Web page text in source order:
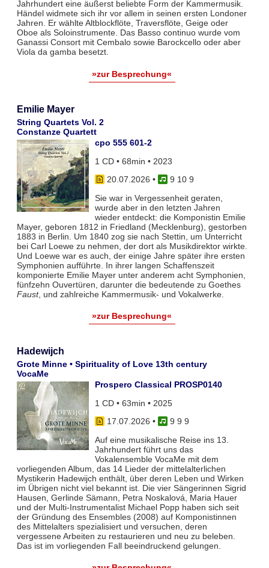
Jahrhundert eine äußerst beliebte Form der Kammermusik.
Händel widmete sich ihr vor allem in seinen ersten Londoner
Jahren. Er wählte Altblockflöte, Traversflöte, Geige oder
Oboe als Soloinstrumente. Das Basso continuo wurde vom
Ganassi Consort mit Cembalo sowie Barockcello oder aber
Viola da gamba besetzt.
»zur Besprechung«
Emilie Mayer
String Quartets Vol. 2
Constanze Quartett
cpo 555 601-2
1 CD • 68min • 2023
20.07.2026 •
9 10 9
Sie war in Vergessenheit geraten,
wurde aber in den letzten Jahren
wieder entdeckt: die Komponistin Emilie
Mayer, geboren 1812 in Friedland (Mecklenburg), gestorben
1883 in Berlin. Um 1840 zog sie nach Stettin, um Unterricht
bei Carl Loewe zu nehmen, der dort als Musikdirektor wirkte.
Und Loewe war es auch, der einige Jahre später ihre ersten
Symphonien aufführte. In ihrer langen Schaffenszeit
komponierte Emilie Mayer unter anderem acht Symphonien,
fünfzehn Ouvertüren, darunter die bedeutende zu Goethes
Faust, und zahlreiche Kammermusik- und Vokalwerke.
»zur Besprechung«
Hadewijch
Grote Minne • Spirituality of Love 13th century
VocaMe
Prospero Classical PROSP0140
1 CD • 63min • 2025
17.07.2026 •
9 9 9
Auf eine musikalische Reise ins 13.
Jahrhundert führt uns das
Vokalensemble VocaMe mit dem
vorliegenden Album, das 14 Lieder der mittelalterlichen
Mystikerin Hadewijch enthält, über deren Leben und Wirken
im Übrigen nicht viel bekannt ist. Die vier Sängerinnen Sigrid
Hausen, Gerlinde Sämann, Petra Noskalová, Maria Hauer
und der Multi-Instrumentalist Michael Popp haben sich seit
der Gründung des Ensembles (2008) auf Komponistinnen
des Mittelalters spezialisiert und versuchen, deren
vergessene Arbeiten zu restaurieren und neu zu beleben.
Das ist im vorliegenden Fall beeindruckend gelungen.